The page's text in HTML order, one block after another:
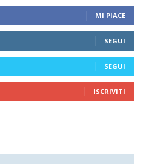
MI PIACE
SEGUI
SEGUI
ISCRIVITI